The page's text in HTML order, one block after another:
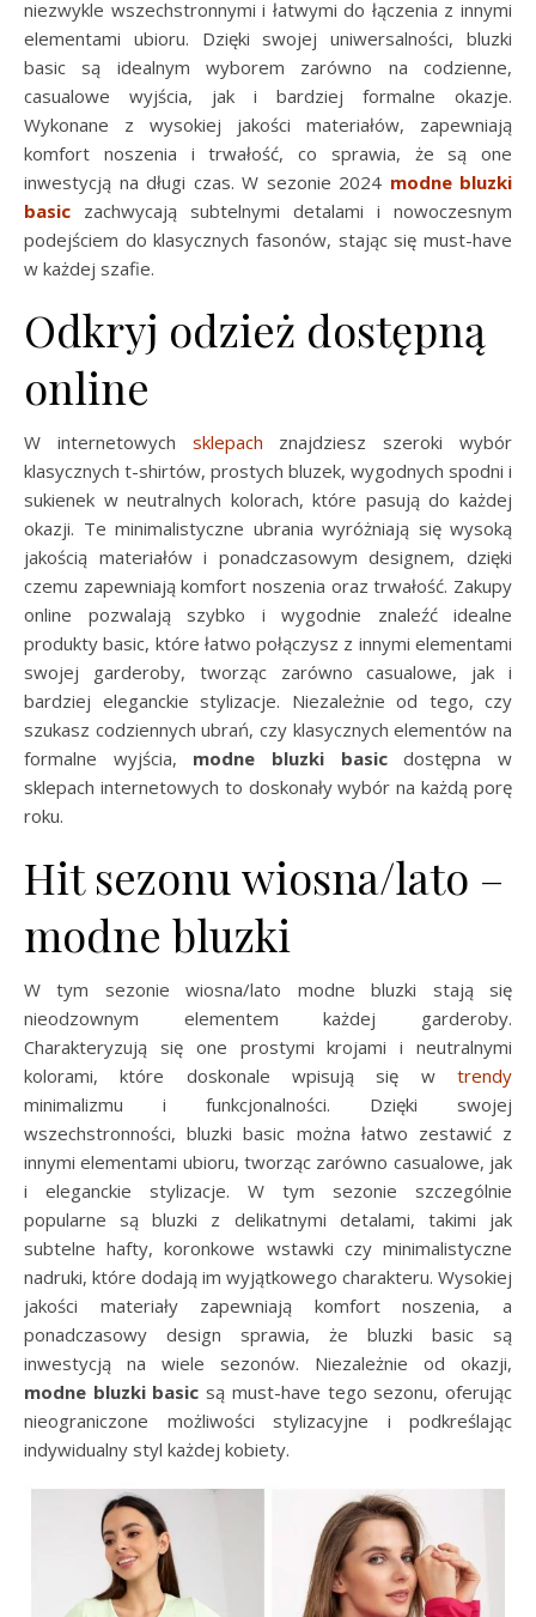
niezwykle wszechstronnymi i łatwymi do łączenia z innymi
elementami ubioru. Dzięki swojej uniwersalności, bluzki
basic są idealnym wyborem zarówno na codzienne,
casualowe wyjścia, jak i bardziej formalne okazje.
Wykonane z wysokiej jakości materiałów, zapewniają
komfort noszenia i trwałość, co sprawia, że są one
inwestycją na długi czas. W sezonie 2024 modne bluzki
basic zachwycają subtelnymi detalami i nowoczesnym
podejściem do klasycznych fasonów, stając się must-have
w każdej szafie.
Odkryj odzież dostępną
online
W internetowych sklepach znajdziesz szeroki wybór
klasycznych t-shirtów, prostych bluzek, wygodnych spodni i
sukienek w neutralnych kolorach, które pasują do każdej
okazji. Te minimalistyczne ubrania wyróżniają się wysoką
jakością materiałów i ponadczasowym designem, dzięki
czemu zapewniają komfort noszenia oraz trwałość. Zakupy
online pozwalają szybko i wygodnie znaleźć idealne
produkty basic, które łatwo połączysz z innymi elementami
swojej garderoby, tworząc zarówno casualowe, jak i
bardziej eleganckie stylizacje. Niezależnie od tego, czy
szukasz codziennych ubrań, czy klasycznych elementów na
formalne wyjścia, modne bluzki basicdostępna w
sklepach internetowych to doskonały wybór na każdą porę
roku.
Hit sezonu wiosna/lato –
modne bluzki
W tym sezonie wiosna/lato modne bluzki stają się
nieodzownym elementem każdej garderoby.
Charakteryzują się one prostymi krojami i neutralnymi
kolorami, które doskonale wpisują się w trendy
minimalizmu i funkcjonalności. Dzięki swojej
wszechstronności, bluzki basic można łatwo zestawić z
innymi elementami ubioru, tworząc zarówno casualowe, jak
i eleganckie stylizacje. W tym sezonie szczególnie
popularne są bluzki z delikatnymi detalami, takimi jak
subtelne hafty, koronkowe wstawki czy minimalistyczne
nadruki, które dodają im wyjątkowego charakteru. Wysokiej
jakości materiały zapewniają komfort noszenia, a
ponadczasowy design sprawia, że bluzki basic są
inwestycją na wiele sezonów. Niezależnie od okazji,
modne bluzki basic są must-have tego sezonu, oferując
nieograniczone możliwości stylizacyjne i podkreślając
indywidualny styl każdej kobiety.